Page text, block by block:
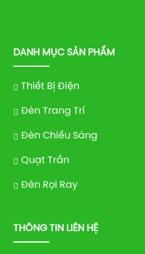
DANH MỤC SẢN PHẨM
Thiết Bị Điện
Đèn Trang Trí
Đèn Chiếu Sáng
Quạt Trần
Đèn Rọi Ray
THÔNG TIN LIÊN HỆ